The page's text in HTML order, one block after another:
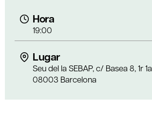
Hora
19:00
Lugar
Seu del la SEBAP, c/ Basea 8, 1r 1a
08003 Barcelona